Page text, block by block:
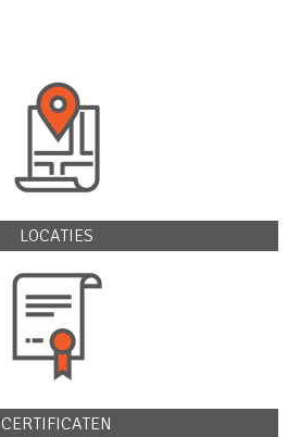
LOCATIES
CERTIFICATEN